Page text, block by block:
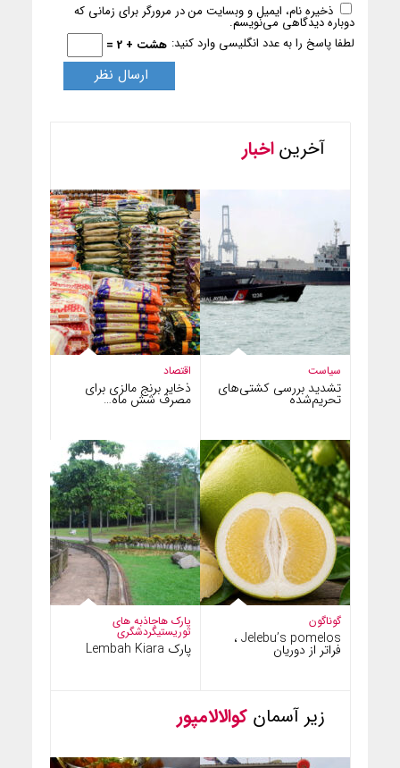
ذخیره نام، ایمیل و وبسایت من در مرورگر برای زمانی که
دوباره دیدگاهی می‌نویسم.
لطفا پاسخ را به عدد انگلیسی وارد کنید: هشت + 2 =
آخریناخبار
اقتصاد
ذخایر برنج مالزی برای
مصرف شش ماه…
سیاست
تشدید بررسی کشتی‌های
تحریم‌شده
پارک هاجاذبه های
توریستیگردشگری
پارک Lembah Kiara
گوناگون
Jelebu’s pomelos ،
فراتر از دوریان
زیر آسمان کوالالامپور